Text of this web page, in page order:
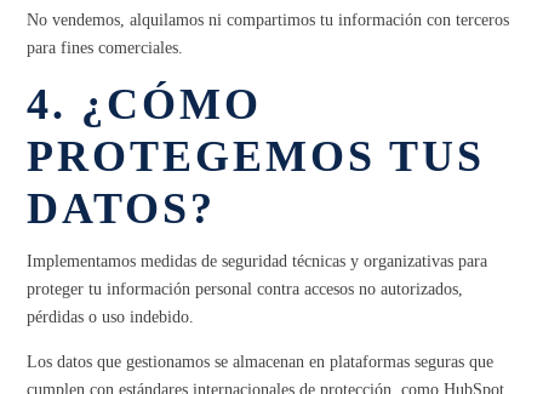
No vendemos, alquilamos ni compartimos tu información con terceros
para fines comerciales.
4. ¿CÓMO
PROTEGEMOS TUS
DATOS?
Implementamos medidas de seguridad técnicas y organizativas para
proteger tu información personal contra accesos no autorizados,
pérdidas o uso indebido.
Los datos que gestionamos se almacenan en plataformas seguras que
cumplen con estándares internacionales de protección, como HubSpot,